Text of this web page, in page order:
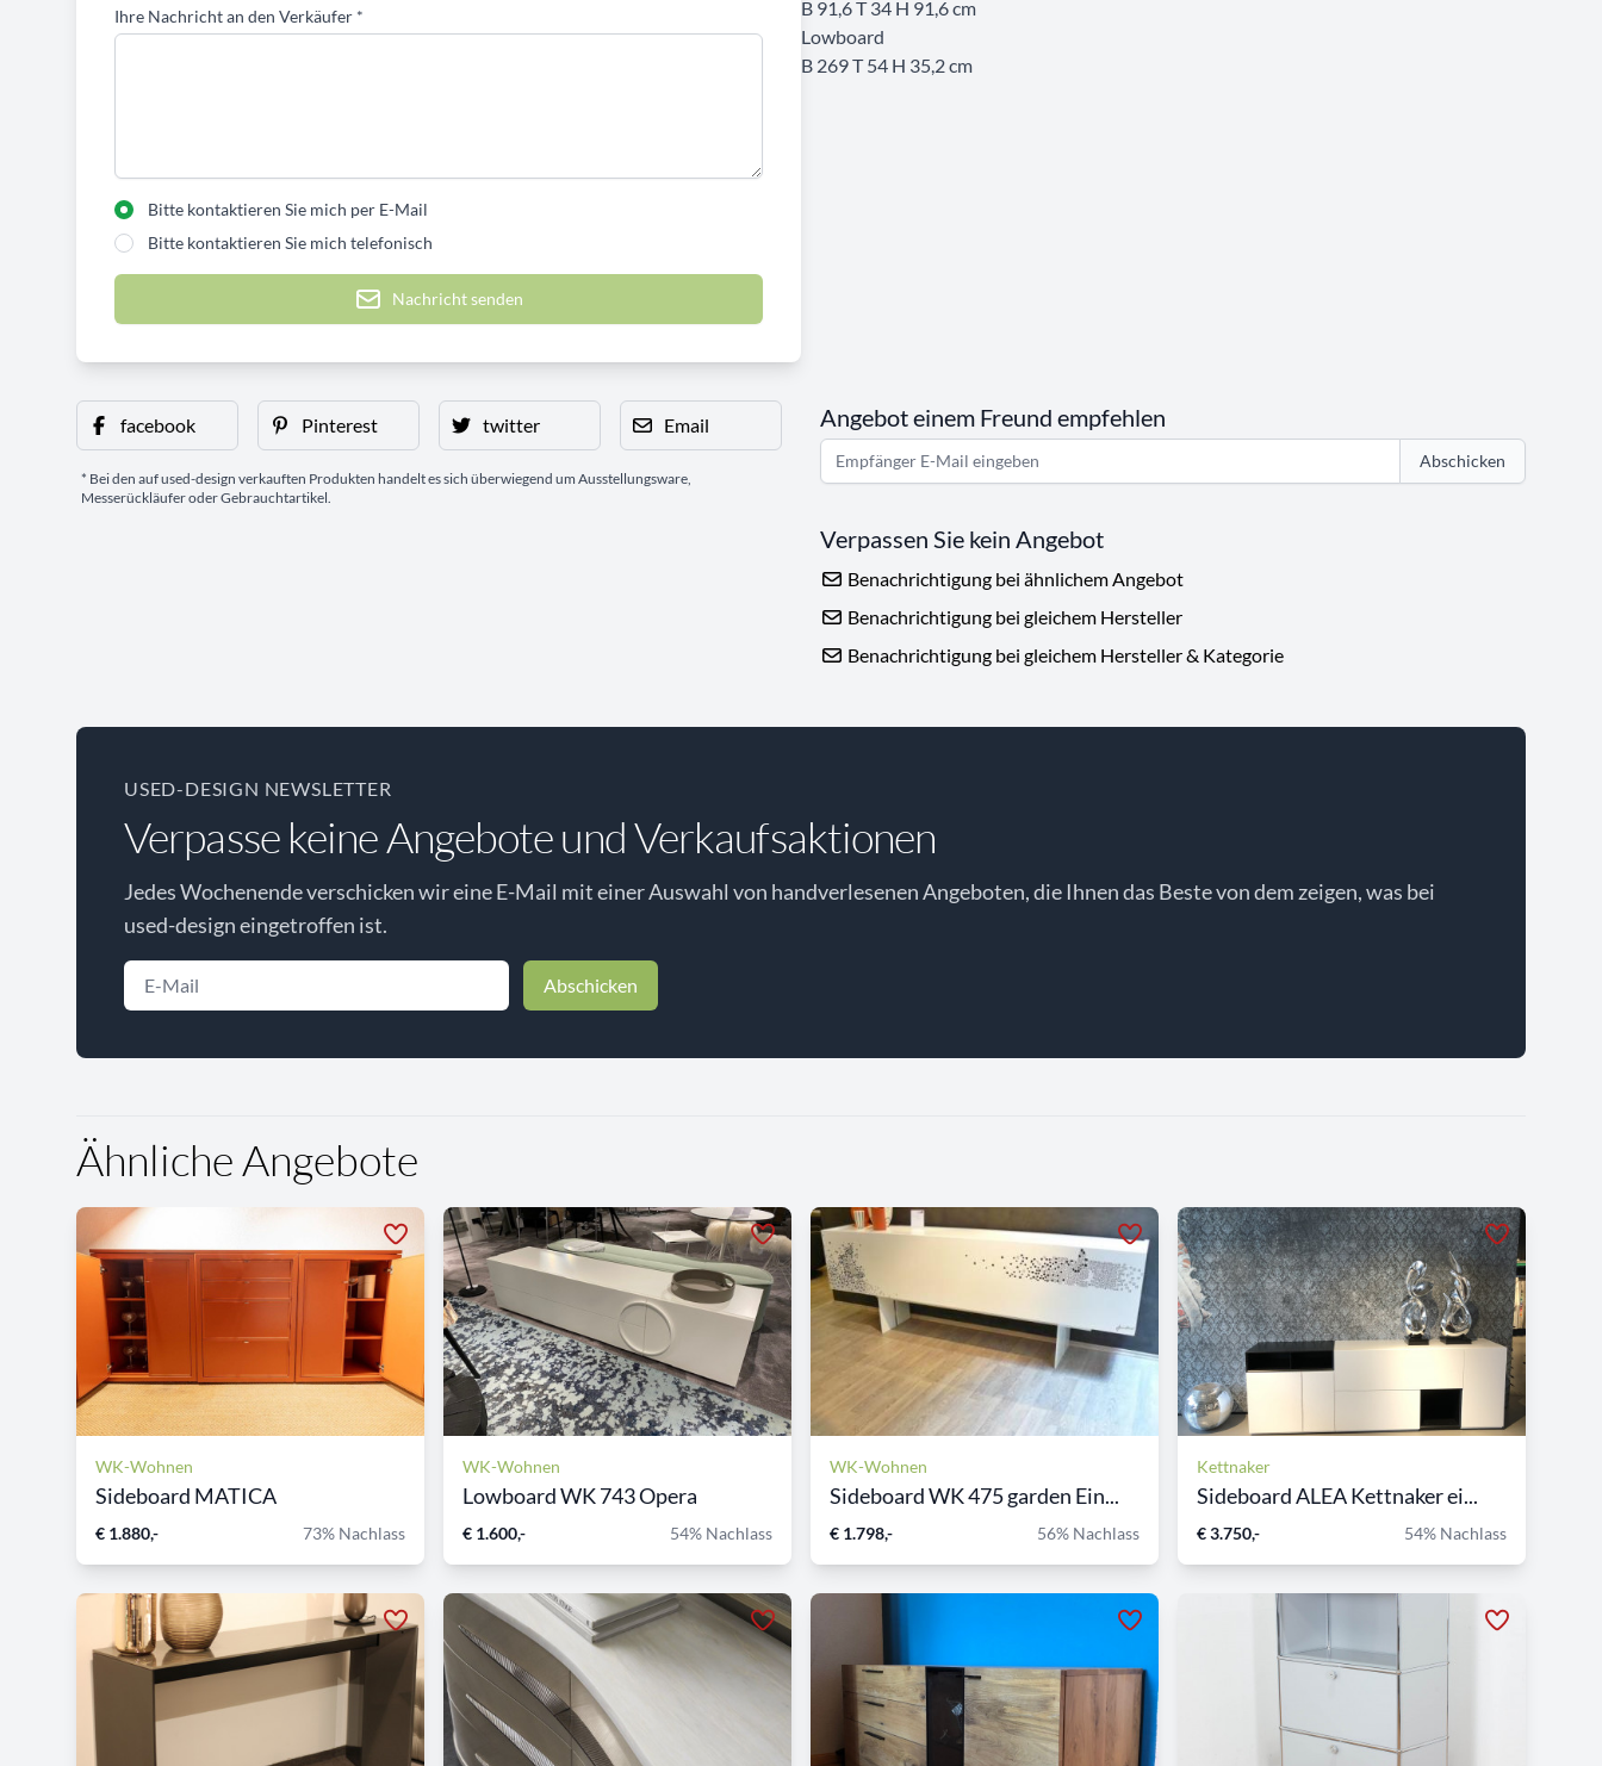
Ihre Nachricht an den Verkäufer *
Bitte kontaktieren Sie mich per E-Mail
Bitte kontaktieren Sie mich telefonisch
Nachricht senden
B 91,6 T 34 H 91,6 cm
Lowboard
B 269 T 54 H 35,2 cm
facebook Pinterest twitter Email
* Bei den auf used-design verkauften Produkten handelt es sich überwiegend um Ausstellungsware,
Messerückläufer oder Gebrauchtartikel.
Angebot einem Freund empfehlen
Abschicken
Verpassen Sie kein Angebot
Benachrichtigung bei ähnlichem Angebot
Benachrichtigung bei gleichem Hersteller
Benachrichtigung bei gleichem Hersteller & Kategorie
USED-DESIGN NEWSLETTER
Verpasse keine Angebote und Verkaufsaktionen
Jedes Wochenende verschicken wir eine E-Mail mit einer Auswahl von handverlesenen Angeboten, die Ihnen das Beste von dem zeigen, was bei
used-design eingetroffen ist.
Abschicken
Ähnliche Angebote
WK-Wohnen
Sideboard MATICA
€ 1.880,- 73% Nachlass
WK-Wohnen
Lowboard WK 743 Opera
€ 1.600,- 54% Nachlass
WK-Wohnen
Sideboard WK 475 garden Ein...
€ 1.798,- 56% Nachlass
Kettnaker
Sideboard ALEA Kettnaker ei...
€ 3.750,- 54% Nachlass